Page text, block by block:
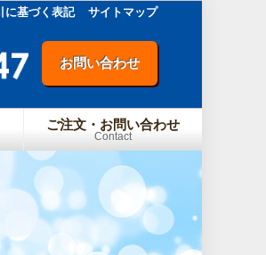
に基づく表記 サイトマップ
お問い合わせ
ご注文・お問い合わせ
Contact